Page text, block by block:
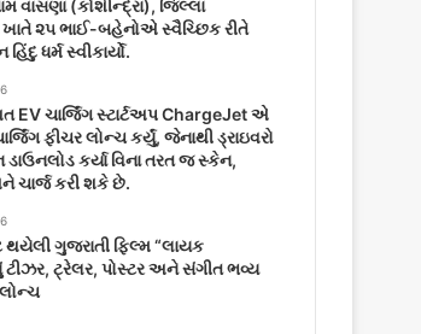
વાસણા (કોશીન્દ્રા), જિલ્લા
ખાતે ૨૫ ભાઈ-બહેનોએ સ્વૈચ્છિક રીતે
ધર્મ સ્વીકાર્યો.
EV ચાર્જિંગ સ્ટાર્ટઅપ ChargeJet એ
ફીચર લોન્ચ કર્યું, જેનાથી ડ્રાઇવરો
કર્યા વિના તરત જ સ્કેન,
ચાર્જ કરી શકે છે.
ગુજરાતી ફિલ્મ “લાયક
ટીઝર, ટ્રેલર, પોસ્ટર અને સંગીત ભવ્ય